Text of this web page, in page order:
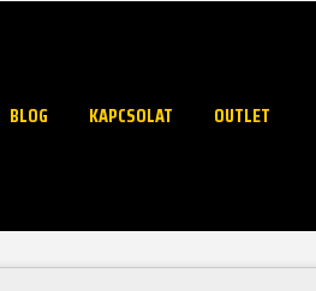
BLOG KAPCSOLAT OUTLET